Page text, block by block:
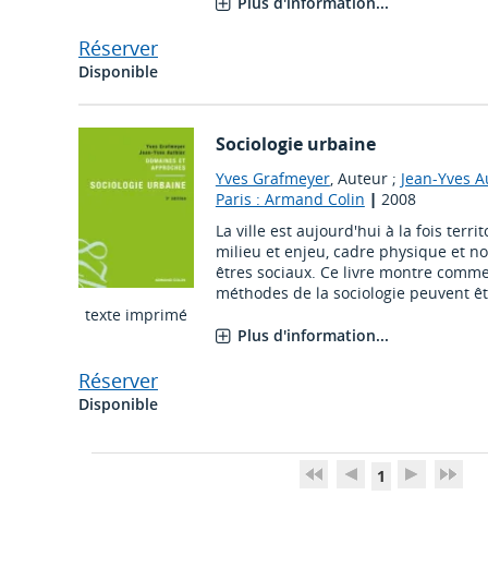
Réserver
Disponible
texte imprimé
Sociologie urbaine
Yves Grafmeyer, Auteur ; Jean-Yves
Paris : Armand Colin | 2008
La ville est aujourd'hui à la fois
milieu et enjeu, cadre physique et
êtres sociaux. Ce livre montre
méthodes de la sociologie peuvent
Plus d'information...
Réserver
Disponible
1